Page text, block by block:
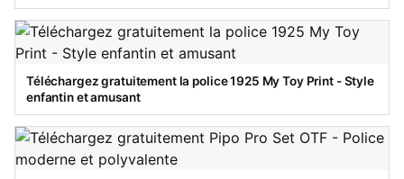
Téléchargez gratuitement la police 1925 My Toy Print - Style
enfantin et amusant